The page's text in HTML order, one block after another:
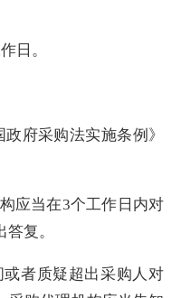
日。
府采购法实施条例》
当在3个工作日内对
复。
者质疑超出采购人对